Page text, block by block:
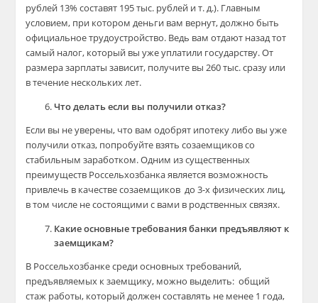
рублей 13% составят 195 тыс. рублей и т. д.). Главным
условием, при котором деньги вам вернут, должно быть
официальное трудоустройство. Ведь вам отдают назад тот
самый налог, который вы уже уплатили государству. От
размера зарплаты зависит, получите вы 260 тыс. сразу или
в течение нескольких лет.
Что делать если вы получили отказ?
Если вы не уверены, что вам одобрят ипотеку либо вы уже
получили отказ, попробуйте взять созаемщиков со
стабильным заработком. Одним из существенных
преимуществ Россельхозбанка является возможность
привлечь в качестве созаемщиков до 3-х физических лиц,
в том числе не состоящими с вами в родственных связях.
Какие основные требования банки предъявляют к
заемщикам?
В Россельхозбанке среди основных требований,
предъявляемых к заемщику, можно выделить: общий
стаж работы, который должен составлять не менее 1 года,